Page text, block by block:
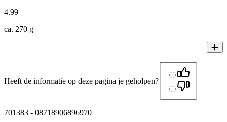
4.99
ca. 270 g
Heeft de informatie op deze pagina je geholpen?
701383 - 08718906896970